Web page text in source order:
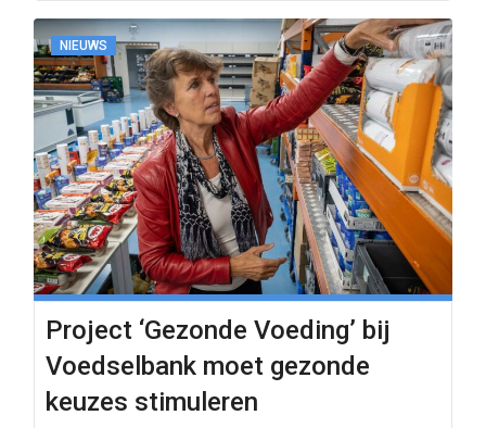
NIEUWS
Project ‘Gezonde Voeding’ bij
Voedselbank moet gezonde
keuzes stimuleren